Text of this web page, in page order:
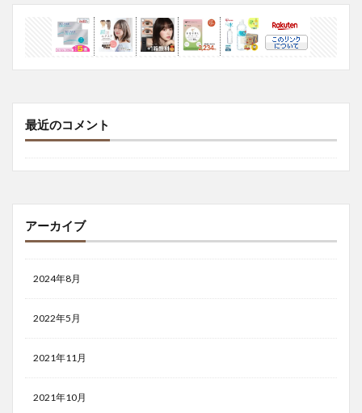
最近のコメント
アーカイブ
2024年8月
2022年5月
2021年11月
2021年10月